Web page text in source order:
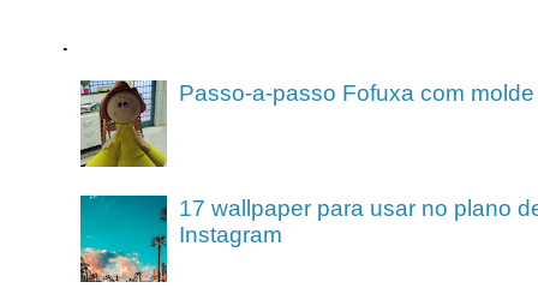
.
Passo-a-passo Fofuxa com molde
17 wallpaper para usar no plano
Instagram